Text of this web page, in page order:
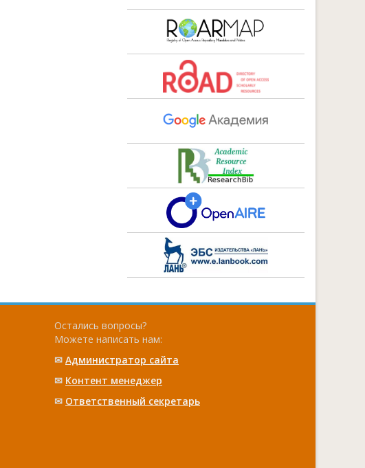
Остались вопросы?
Можете написать нам:
✉ Администратор сайта
✉ Контент менеджер
✉ Ответственный cекретарь